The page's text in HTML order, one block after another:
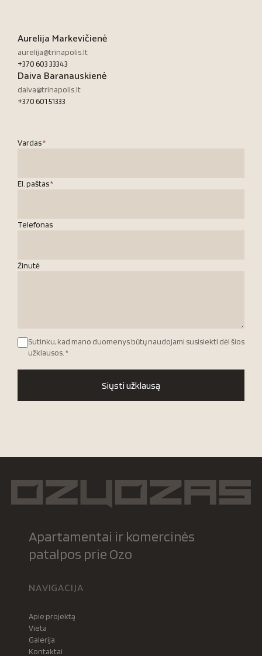
Aurelija Markevičienė
aurelija@trinapolis.lt
+370 603 33343
Daiva Baranauskienė
daiva@trinapolis.lt
+370 601 51333
Vardas*
El. paštas*
Telefonas
Žinutė
Sutinku, kad mano duomenys būtų naudojami susisiekti dėl šios
užklausos. *
Siųsti užklausą
Apartamentai ir komercinės
patalpos prie Ozo
NAVIGACIJA
Apie projektą
Vieta
Galerija
Kontaktai